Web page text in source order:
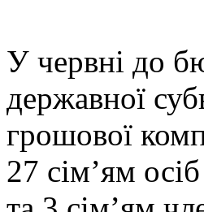
У червні до
державної
грошової
27 сім’ям